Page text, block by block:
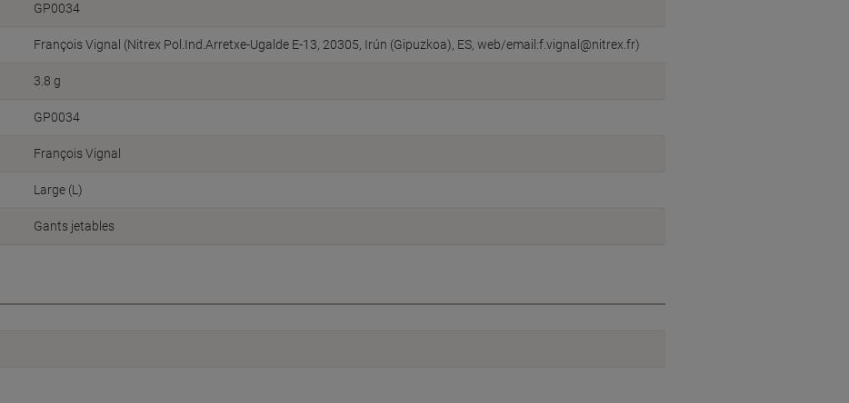
GP0034
François Vignal (Nitrex Pol.Ind.Arretxe-Ugalde E-13, 20305, Irún (Gipuzkoa), ES, web/email:f.vignal@nitrex.fr)
3.8 g
GP0034
François Vignal
Large (L)
Gants jetables